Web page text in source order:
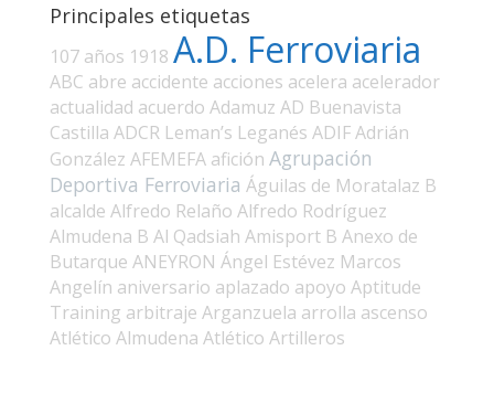
Principales etiquetas
107 años 1918 A.D. Ferroviaria
ABC abre accidente acciones acelera acelerador
actualidad acuerdo Adamuz AD Buenavista
Castilla ADCR Leman’s Leganés ADIFAdrián
González AFEMEFA afición Agrupación
Deportiva Ferroviaria Águilas de Moratalaz B
alcalde Alfredo Relaño Alfredo Rodríguez
Almudena B Al Qadsiah Amisport B Anexo de
Butarque ANEYRON Ángel Estévez Marcos
Angelín aniversario aplazado apoyo Aptitude
Training arbitraje Arganzuela arrolla ascenso
Atlético Almudena Atlético Artilleros